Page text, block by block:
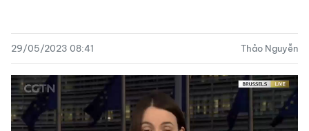
29/05/2023 08:41 Thảo Nguyễn